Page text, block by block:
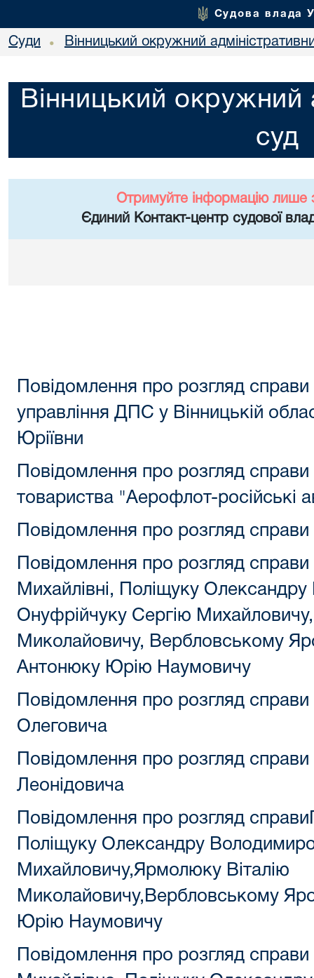
Судова влада
Суди • Вінницький окружний
Вінницький окружний
суд
Отримуйте інформацію лише
Єдиний Контакт-центр судової
Повідомлення про розгляд
управління ДПС у Вінницькій
Юріївни
Повідомлення про розгляд
товариства "Аерофлот-російські
Повідомлення про розгляд справи
Повідомлення про розгляд
Михайлівні, Поліщуку
Онуфрійчуку Сергію
Миколайовичу, Вербловському
Антонюку Юрію Наумовичу
Повідомлення про розгляд
Олеговича
Повідомлення про розгляд
Леонідовича
Повідомлення про розгляд
Поліщуку Олександру
Михайловичу,Ярмолюку Віталію
Миколайовичу,Вербловському
Юрію Наумовичу
Повідомлення про розгляд